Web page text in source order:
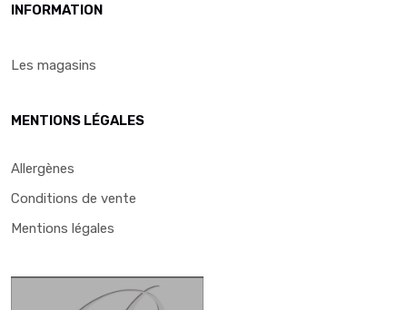
INFORMATION
Les magasins
MENTIONS LÉGALES
Allergènes
Conditions de vente
Mentions légales